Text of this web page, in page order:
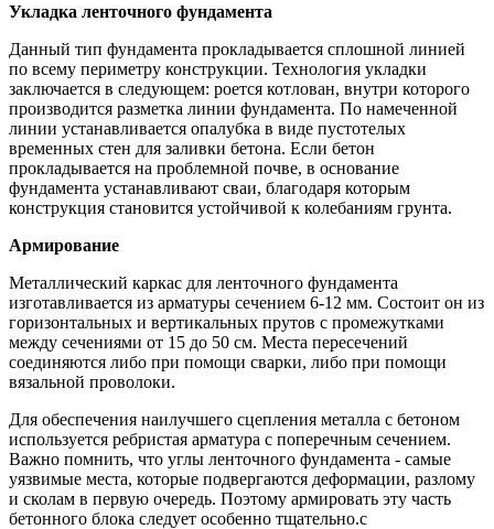
Укладка ленточного фундамента
Данный тип фундамента прокладывается сплошной линией
по всему периметру конструкции. Технология укладки
заключается в следующем: роется котлован, внутри которого
производится разметка линии фундамента. По намеченной
линии устанавливается опалубка в виде пустотелых
временных стен для заливки бетона. Если бетон
прокладывается на проблемной почве, в основание
фундамента устанавливают сваи, благодаря которым
конструкция становится устойчивой к колебаниям грунта.
Армирование
Металлический каркас для ленточного фундамента
изготавливается из арматуры сечением 6-12 мм. Состоит он из
горизонтальных и вертикальных прутов с промежутками
между сечениями от 15 до 50 см. Места пересечений
соединяются либо при помощи сварки, либо при помощи
вязальной проволоки.
Для обеспечения наилучшего сцепления металла с бетоном
используется ребристая арматура с поперечным сечением.
Важно помнить, что углы ленточного фундамента - самые
уязвимые места, которые подвергаются деформации, разлому
и сколам в первую очередь. Поэтому армировать эту часть
бетонного блока следует особенно тщательно.с